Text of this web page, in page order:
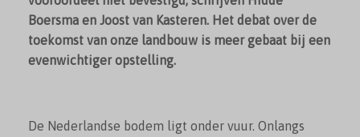
Boersma en Joost van Kasteren. Het debat over de
toekomst van onze landbouw is meer gebaat bij een
evenwichtiger opstelling.
De Nederlandse bodem ligt onder vuur. Onlangs